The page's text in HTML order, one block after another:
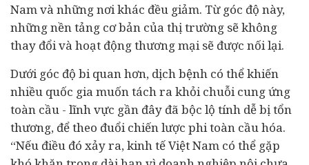
Nam và những nơi khác đều giảm. Từ góc độ này,
những nền tảng cơ bản của thị trường sẽ không
thay đổi và hoạt động thương mại sẽ được nối lại.
Dưới góc độ bi quan hơn, dịch bệnh có thể khiến
nhiều quốc gia muốn tách ra khỏi chuỗi cung ứng
toàn cầu - lĩnh vực gần đây đã bộc lộ tính dễ bị tổn
thương, để theo đuổi chiến lược phi toàn cầu hóa.
“Nếu điều đó xảy ra, kinh tế Việt Nam có thể gặp